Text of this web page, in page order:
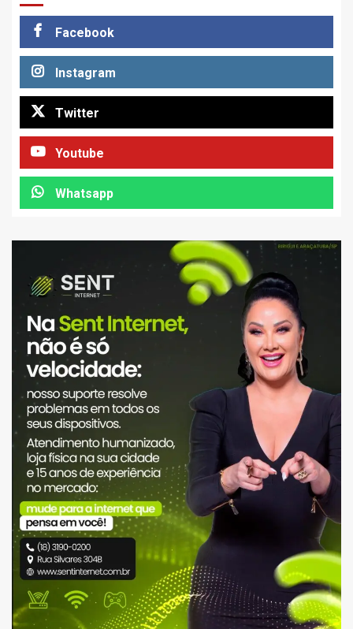
Facebook
Instagram
Twitter
Youtube
Whatsapp